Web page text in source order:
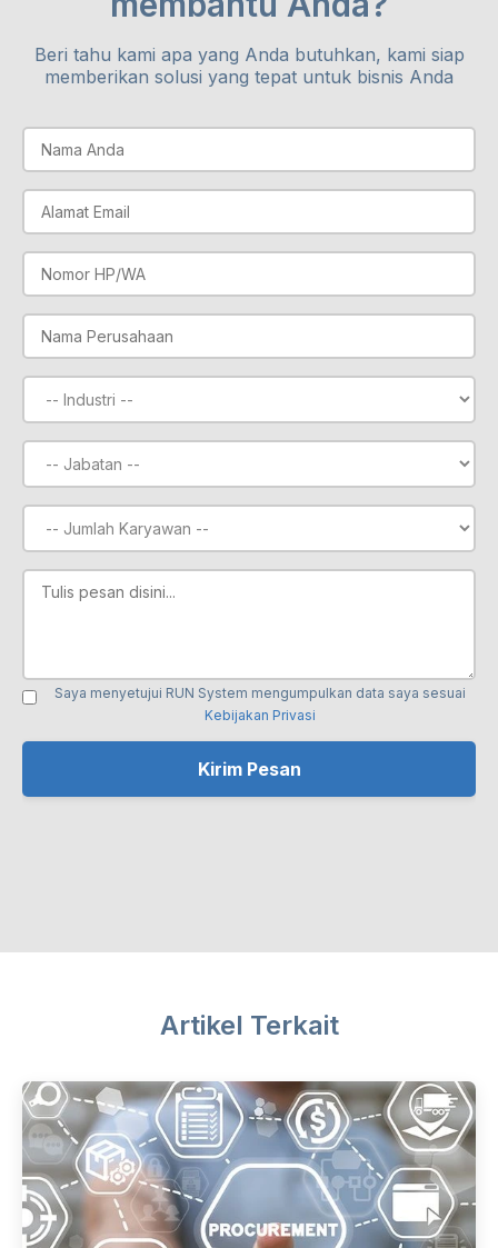
Beri tahu kami apa yang Anda butuhkan, kami siap
memberikan solusi yang tepat untuk bisnis Anda
Saya menyetujui RUN System mengumpulkan data saya sesuai
Kebijakan Privasi
Artikel Terkait